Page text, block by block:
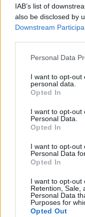
IAB’s list of
also be disclosed by
Downstream
Please note that this
not limited to your
grant or deny
use your data for
consent section.
Personal Data
I want to opt-out
personal data.
Opted In
I want to opt-out
Personal Data.
Opted In
I want to opt-out
Personal Data
Opted In
I want to opt-out
Retention, Sale,
Personal Data
Purposes for
Opted Out
A harmadik csoport a
kerül, hogy a vállalat
üvegházhatású gázok
milyen arányban
milyen
A legutóbbi kiadás
szakadék az olyan
ígéreteiket, és azok
területén. A Philips
TV-készülékét, az
mentes nyomtatót is
LGE, a Samsung, a
olyan termékekkel,